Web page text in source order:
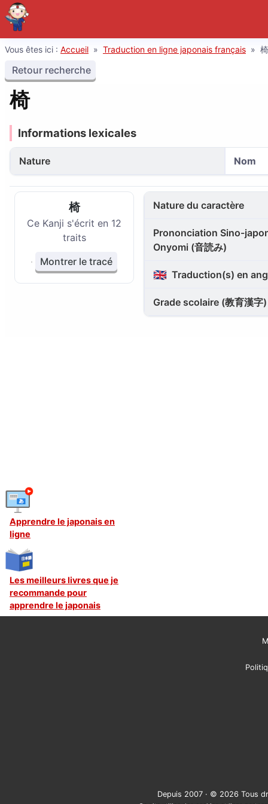
Vous êtes ici : Accueil » Traduction en ligne japonais français » 椅
Retour recherche
椅
Informations lexicales
Nature Nom
椅
Ce Kanji s'écrit en 12
traits
Montrer le tracé
Nature du caractère
Prononciation Sino-
Onyomi (音読み)
🇬🇧 Traduction(s) en
Grade scolaire (教育漢字)
Apprendre le japonais en
ligne
Les meilleurs livres que je
recommande pour
apprendre le japonais
Depuis 2007 · © 2026 Tous